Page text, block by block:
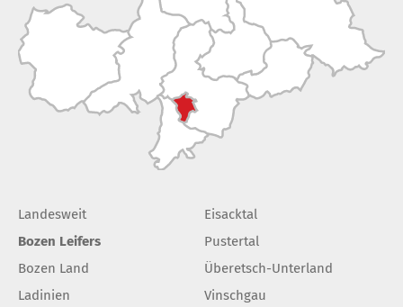
Landesweit
Bozen Leifers
Bozen Land
Ladinien
Eisacktal
Pustertal
Überetsch-Unterland
Vinschgau